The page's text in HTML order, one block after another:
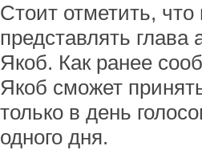
Стоит отметить,
представлять
Якоб. Как ранее
Якоб сможет
только в день
одного дня.